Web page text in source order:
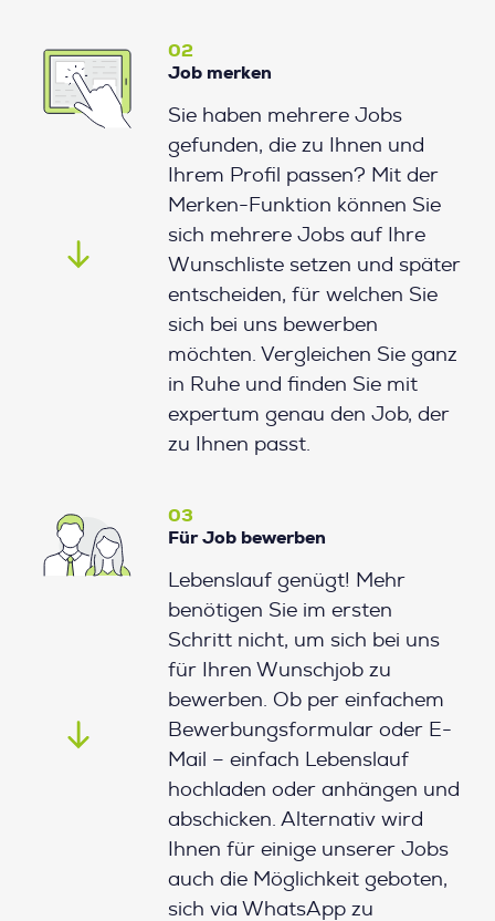
02
Job merken
Sie haben mehrere Jobs
gefunden, die zu Ihnen und
Ihrem Profil passen? Mit der
Merken-Funktion können Sie
sich mehrere Jobs auf Ihre
Wunschliste setzen und später
entscheiden, für welchen Sie
sich bei uns bewerben
möchten. Vergleichen Sie ganz
in Ruhe und finden Sie mit
expertum genau den Job, der
zu Ihnen passt.
03
Für Job bewerben
Lebenslauf genügt! Mehr
benötigen Sie im ersten
Schritt nicht, um sich bei uns
für Ihren Wunschjob zu
bewerben. Ob per einfachem
Bewerbungsformular oder E-
Mail – einfach Lebenslauf
hochladen oder anhängen und
abschicken. Alternativ wird
Ihnen für einige unserer Jobs
auch die Möglichkeit geboten,
sich via WhatsApp zu